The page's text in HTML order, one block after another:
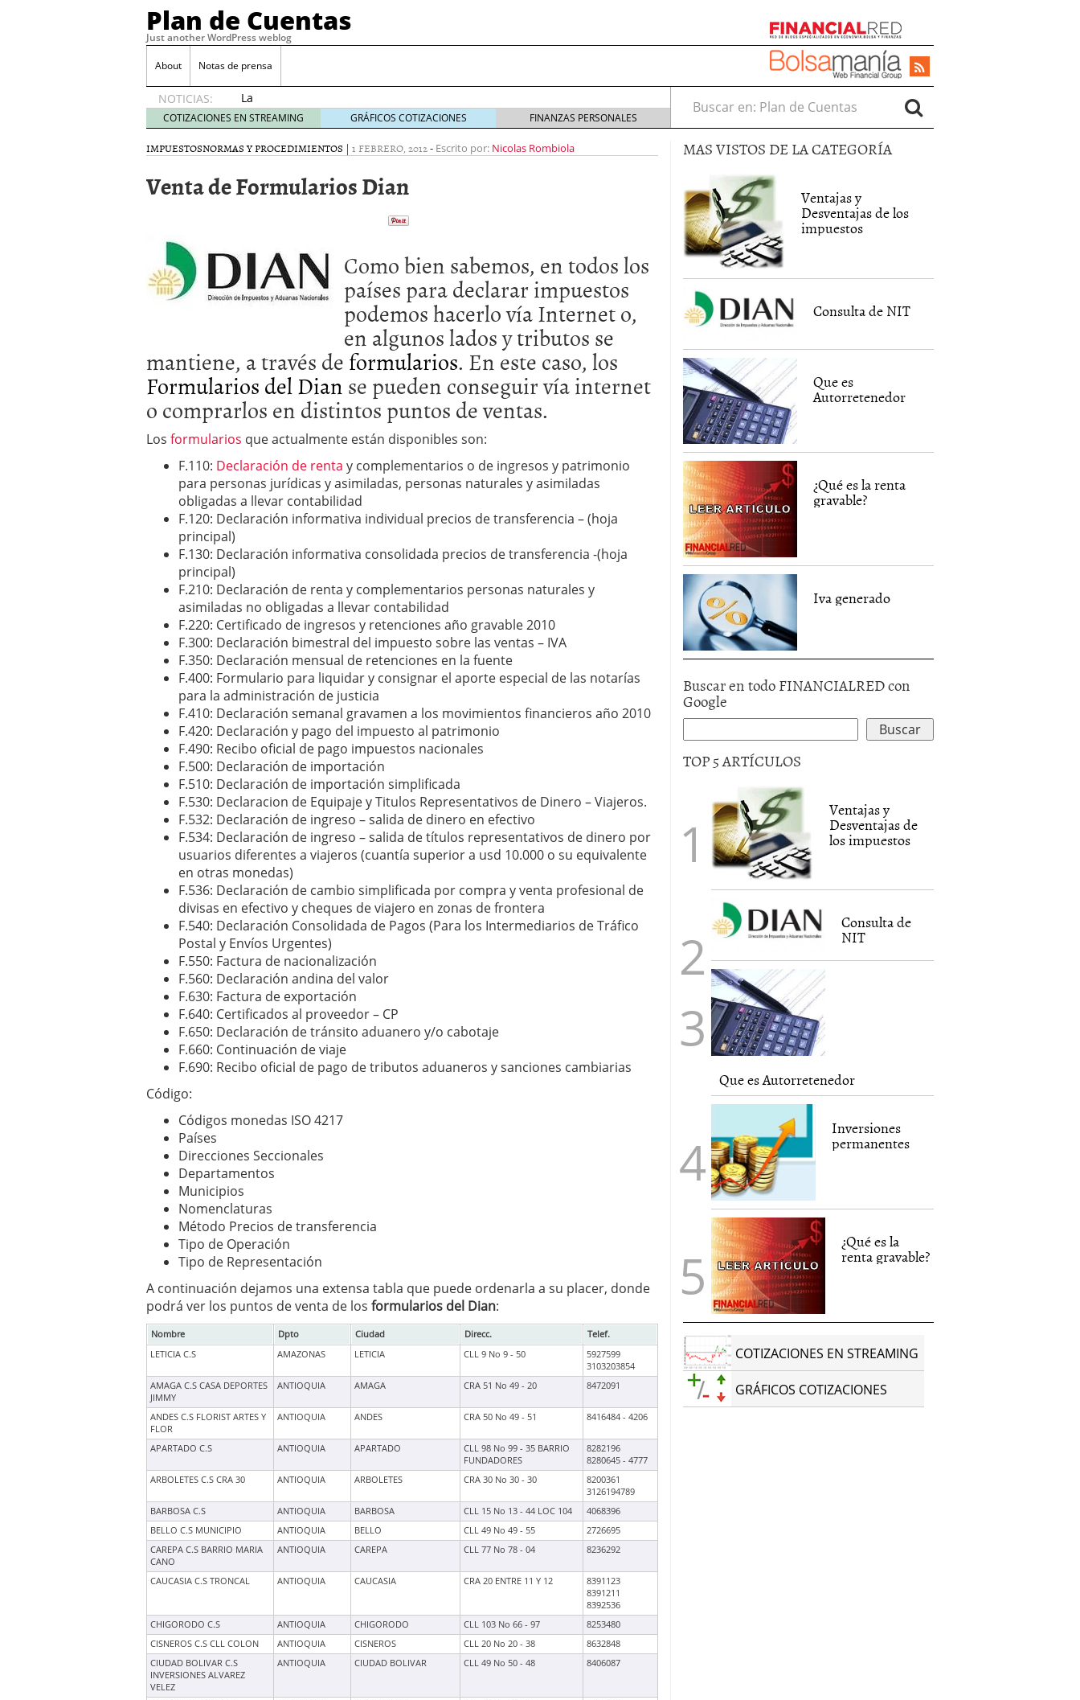
Plan de Cuentas
Just another WordPress weblog
About Notas de prensa
NOTICIAS:
La
elección
del
mejor
es tuya
septiembre
Ventajas de las Tarjetas de Crédito en Colombia
¿Qué es el análisis financiero?
junio 11, 2013
¿Quién debe firmar un acta de asamblea? mayo 30, 2013
COTIZACIONES EN STREAMING GRÁFICOS COTIZACIONES FINANZAS PERSONALES
Buscar en:
IMPUESTOSNORMAS Y PROCEDIMIENTOS | 1 FEBRERO, 2012- Escrito por: Nicolas Rombiola
Venta de Formularios Dian
Como bien sabemos, en todos los
países para declarar impuestos
podemos hacerlo vía Internet o,
en algunos lados y tributos se
mantiene, a través deformularios. En este caso, los
Formularios del Dianse pueden conseguir vía internet
o comprarlos en distintos puntos de ventas.
Los formularios que actualmente están disponibles son:
F.110: Declaración de renta y complementarios o de ingresos y patrimonio
para personas jurídicas y asimiladas, personas naturales y asimiladas
obligadas a llevar contabilidad
F.120: Declaración informativa individual precios de transferencia – (hoja
principal)
F.130: Declaración informativa consolidada precios de transferencia -(hoja
principal)
F.210: Declaración de renta y complementarios personas naturales y
asimiladas no obligadas a llevar contabilidad
F.220: Certificado de ingresos y retenciones año gravable 2010
F.300: Declaración bimestral del impuesto sobre las ventas – IVA
F.350: Declaración mensual de retenciones en la fuente
F.400: Formulario para liquidar y consignar el aporte especial de las notarías
para la administración de justicia
F.410: Declaración semanal gravamen a los movimientos financieros año 2010
F.420: Declaración y pago del impuesto al patrimonio
F.490: Recibo oficial de pago impuestos nacionales
F.500: Declaración de importación
F.510: Declaración de importación simplificada
F.530: Declaracion de Equipaje y Titulos Representativos de Dinero – Viajeros.
F.532: Declaración de ingreso – salida de dinero en efectivo
F.534: Declaración de ingreso – salida de títulos representativos de dinero por
usuarios diferentes a viajeros (cuantía superior a usd 10.000 o su equivalente
en otras monedas)
F.536: Declaración de cambio simplificada por compra y venta profesional de
divisas en efectivo y cheques de viajero en zonas de frontera
F.540: Declaración Consolidada de Pagos (Para los Intermediarios de Tráfico
Postal y Envíos Urgentes)
F.550: Factura de nacionalización
F.560: Declaración andina del valor
F.630: Factura de exportación
F.640: Certificados al proveedor – CP
F.650: Declaración de tránsito aduanero y/o cabotaje
F.660: Continuación de viaje
F.690: Recibo oficial de pago de tributos aduaneros y sanciones cambiarias
Código:
Códigos monedas ISO 4217
Países
Direcciones Seccionales
Departamentos
Municipios
Nomenclaturas
Método Precios de transferencia
Tipo de Operación
Tipo de Representación
A continuación dejamos una extensa tabla que puede ordenarla a su placer, donde
podrá ver los puntos de venta de los formularios del Dian:
Nombre Dpto Ciudad Direcc.
Telef.
LETICIA C.S
AMAZONAS LETICIA CLL 9 No 9 - 50
5927599
3103203854
AMAGA C.S CASA DEPORTES
JIMMY
ANTIOQUIA AMAGA CRA 51 No 49 - 20 8472091
ANDES C.S FLORIST ARTES Y
FLOR
ANTIOQUIA ANDES CRA 50 No 49 - 51 8416484 - 4206
APARTADO C.S ANTIOQUIA APARTADO
CLL 98 No 99 - 35 BARRIO
FUNDADORES
8282196
8280645 - 4777
ARBOLETES C.S CRA 30
ANTIOQUIA ARBOLETES CRA 30 No 30 - 30
8200361
3126194789
BARBOSA C.S
ANTIOQUIA BARBOSA CLL 15 No 13 - 44 LOC 104
4068396
BELLO C.S MUNICIPIO
ANTIOQUIA BELLO CLL 49 No 49 - 55
2726695
CAREPA C.S BARRIO MARIA
CANO
ANTIOQUIA CAREPA CLL 77 No 78 - 04 8236292
CAUCASIA C.S TRONCAL ANTIOQUIA CAUCASIA CRA 20 ENTRE 11 Y 12
8391123
8391211
8392536
CHIGORODO C.S
ANTIOQUIA CHIGORODO CLL 103 No 66 - 97
8253480
CISNEROS C.S CLL COLON
ANTIOQUIA CISNEROS CLL 20 No 20 - 38
8632848
CIUDAD BOLIVAR C.S
INVERSIONES ALVAREZ
VELEZ
ANTIOQUIA CIUDAD BOLIVAR CLL 49 No 50 - 48 8406087
MAS VISTOS DE LA CATEGORÍA
Ventajas y
Desventajas de los
impuestos
Consulta de NIT
Que es
Autorretenedor
¿Qué es la renta
gravable?
Iva generado
Buscar en todo FINANCIALRED con
Google
TOP 5 ARTÍCULOS
Ventajas y
Desventajas de
los impuestos
Consulta de
NIT
Que es Autorretenedor
Inversiones
permanentes
¿Qué es la
renta gravable?
COTIZACIONES EN STREAMING
GRÁFICOS COTIZACIONES